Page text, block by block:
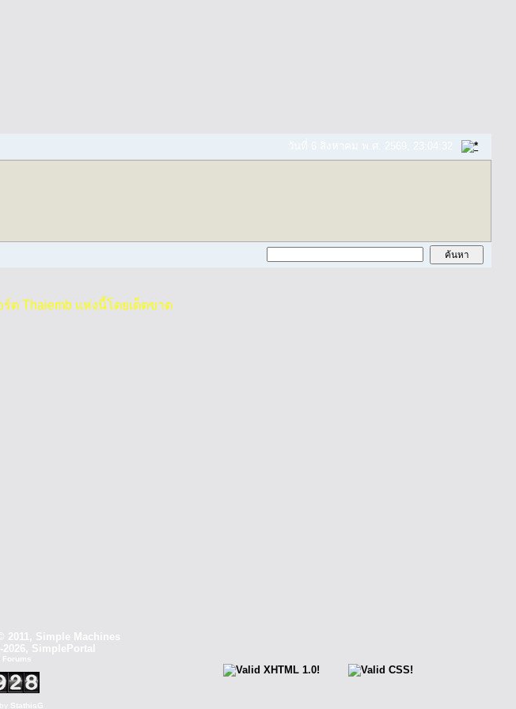
ร์ด Thaiemb แห่งนี้โดยเด็ดขาด
2011, Simple Machines
SimplePortal
Forums
StathisG